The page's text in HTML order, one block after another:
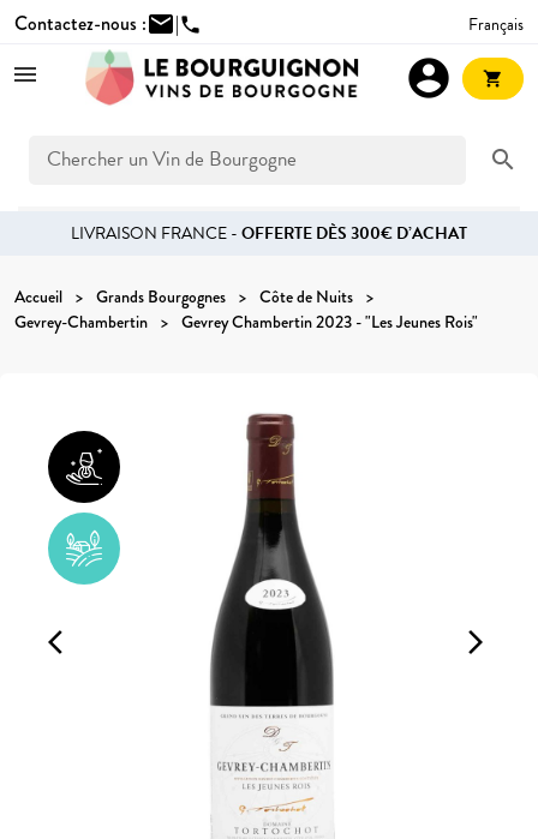
Contactez-nous :mail|phone Français
search
account_circle shopping_cart
LIVRAISON FRANCE -OFFERTE DÈS 300€ D’ACHAT
Accueil Grands Bourgognes
Côte de Nuits
Gevrey-Chambertin
Gevrey Chambertin 2023 - "Les Jeunes Rois"
arrow_forward_ios
arrow_back_ios